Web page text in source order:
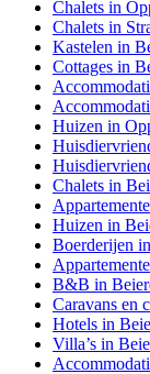
Chalets in
Chalets in
Kastelen in
Cottages in
Huizen in
Chalets in
Huizen in
Boerderijen
B&B in
Caravans en
Hotels in
Villa’s in